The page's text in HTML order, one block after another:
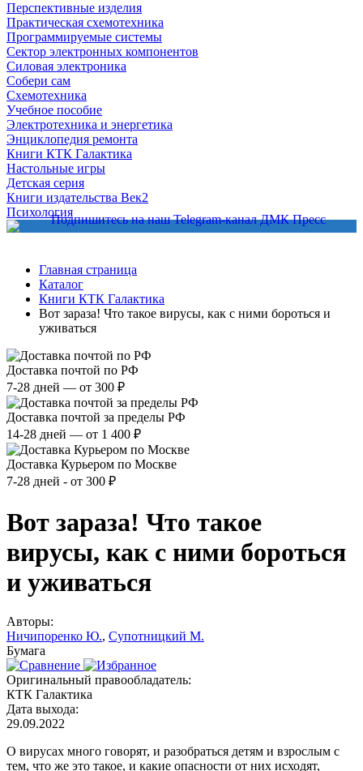
Перспективные изделия
Практическая схемотехника
Программируемые системы
Сектор электронных компонентов
Силовая электроника
Собери сам
Схемотехника
Учебное пособие
Электротехника и энергетика
Энциклопедия ремонта
Книги КТК Галактика
Настольные игры
Детская серия
Книги издательства Век2
Психология
Главная страница
Каталог
Книги КТК Галактика
Вот зараза! Что такое вирусы, как с ними бороться и
уживаться
Доставка почтой по РФ
7-28 дней — от 300 ₽
Доставка почтой за пределы РФ
14-28 дней — от 1 400 ₽
Доставка Курьером по Москве
7-28 дней - от 300 ₽
Вот зараза! Что такое
вирусы, как с ними бороться
и уживаться
Авторы:
Ничипоренко Ю., Супотницкий М.
Бумага
Оригинальный правообладатель:
КТК Галактика
Дата выхода:
29.09.2022
О вирусах много говорят, и разобраться детям и взрослым с
тем, что же это такое, и какие опасности от них исходят,